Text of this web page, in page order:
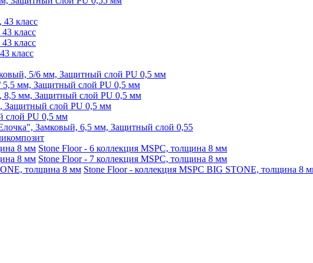
класс
класс
класс
класс
5/6 мм, Защитный слой PU 0,5 мм
мм, Защитный слой PU 0,5 мм
мм, Защитный слой PU 0,5 мм
слой PU 0,5 мм
слой PU 0,5 мм
Замковый, 6,5 мм, Защитный слой 0,55
Stone Floor - 6 коллекция MSPC, толщина 8 мм
Stone Floor - 7 коллекция MSPC, толщина 8 мм
Stone Floor - коллекция MSPC BIG STONE, толщина 8